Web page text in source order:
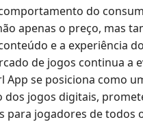
do
apenas o preço, mas
e a experiência
de jogos continua a
App se posiciona como
dos jogos digitais,
para jogadores de todos